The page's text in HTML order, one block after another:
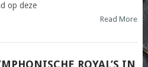
op deze
Read More